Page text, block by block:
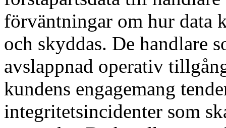
förväntningar om hur data
och skyddas. De handlare
avslappnad operativ
kundens engagemang
integritetsincidenter som